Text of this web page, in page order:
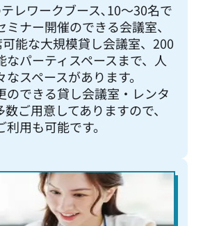
レワークブース､10～30名で
ナー開催のできる会議室、
能な大規模貸し会議室、200
なパーティスペースまで、人
スペースがあります。
のできる貸し会議室・レンタ
ご用意してありますので、
用も可能です。